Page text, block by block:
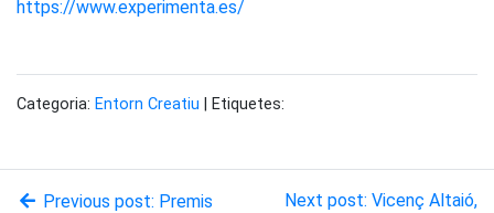
https://www.experimenta.es/
Categoria: Entorn Creatiu | Etiquetes:
Previous post: Premis
Next post: Vicenç Altaió,